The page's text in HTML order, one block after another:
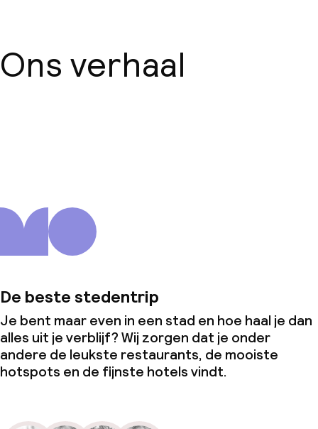
Ons verhaal
De beste stedentrip
Je bent maar even in een stad en hoe haal je dan
alles uit je verblijf? Wij zorgen dat je onder
andere de leukste restaurants, de mooiste
hotspots en de fijnste hotels vindt.